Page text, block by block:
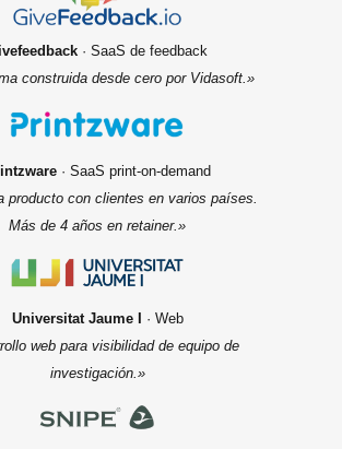
· SaaS de feedback
construida desde cero por Vidasoft.»
· SaaS print-on-demand
producto con clientes en varios países.
Más de 4 años en retainer.»
Universitat Jaume I
· Web
web para visibilidad de equipo de
investigación.»